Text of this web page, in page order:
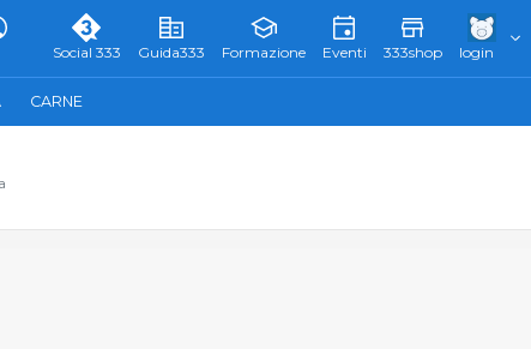
Social 333 Guida333 Formazione Eventi 333shop login
CARNE